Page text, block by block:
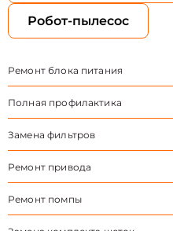
Робот-пылесос
Ремонт блока питания
Полная профилактика
Замена фильтров
Ремонт привода
Ремонт помпы